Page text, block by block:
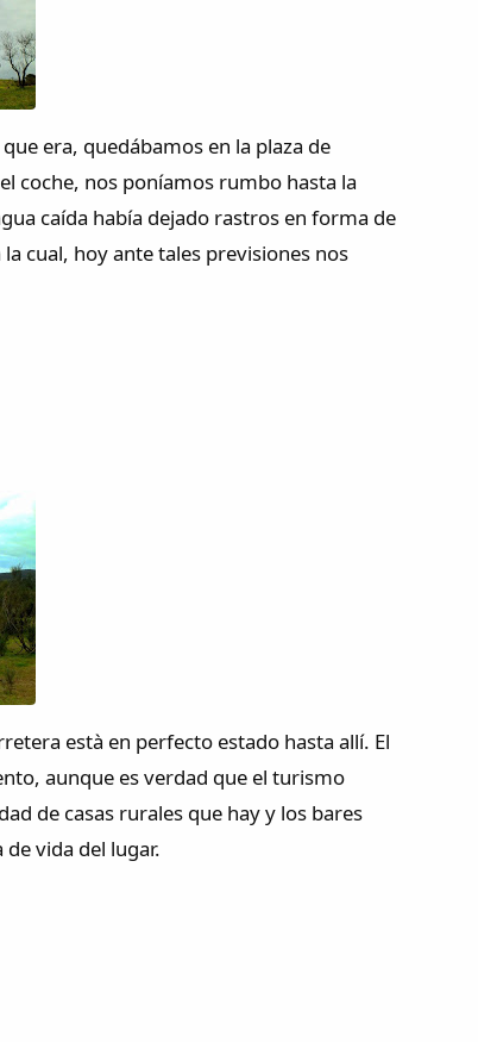
era, quedábamos en la plaza de
coche, nos poníamos rumbo hasta la
caída había dejado rastros en forma de
cual, hoy ante tales previsiones nos
està en perfecto estado hasta allí. El
aunque es verdad que el turismo
de casas rurales que hay y los bares
vida del lugar.